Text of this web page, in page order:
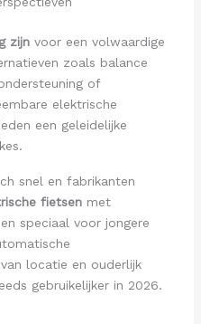
zijnvoor een volwaardige
zoals balance
of
elektrische
een geleidelijke
snel en fabrikanten
fietsenmet
speciaal voor jongere
locatie en ouderlijk
gebruikelijker in 2026.